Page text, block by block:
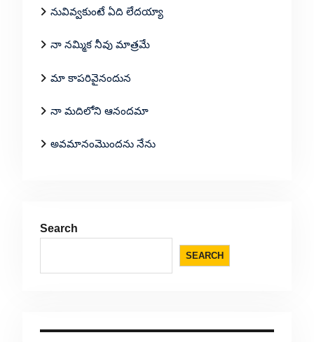
నువివ్వకుంటే ఏది లేదయ్యా
నా నమ్మిక నీవు మాత్రమే
మా కాపరివైనందున
నా మదిలోని ఆనందమా
అవమానంమొందను నేను
Search
SEARCH